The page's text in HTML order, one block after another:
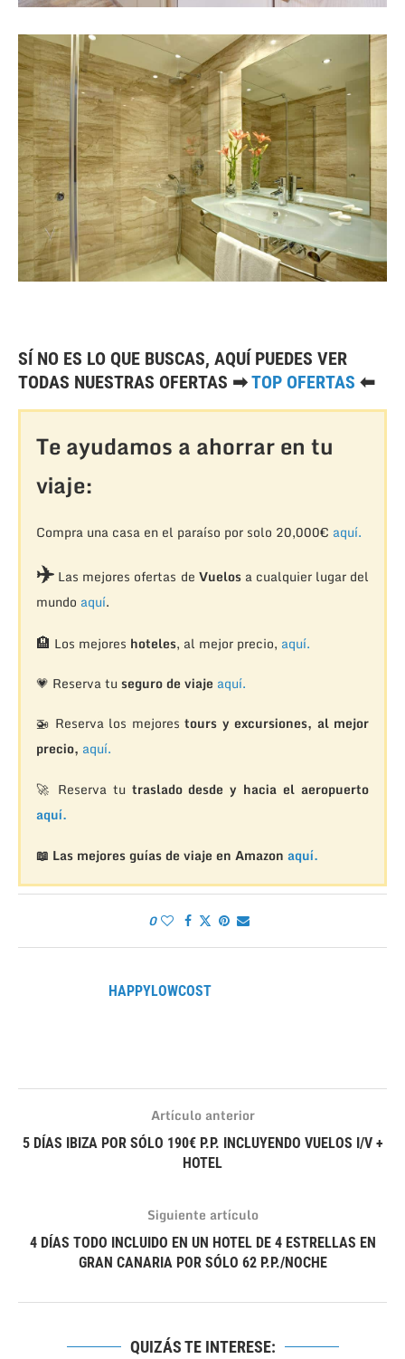
SÍ NO ES LO QUE BUSCAS, AQUÍ PUEDES VER
TODAS NUESTRAS OFERTAS ➡TOP OFERTAS ⬅
Te ayudamos a ahorrar en tu
viaje:
Compra una casa en el paraíso por solo 20,000€ aquí.
✈️Las mejores ofertas de Vuelosa cualquier lugar del
mundo aquí.
🏨 Los mejores hoteles, al mejor precio, aquí.
💗 Reserva tu seguro de viaje aquí.
🚁 Reserva los mejorestours y excursiones, al mejor
precio, aquí.
🚀 Reserva tu traslado desde y hacia el aeropuerto
aquí.
📖 Las mejores guías de viaje en Amazon aquí.
0
HAPPYLOWCOST
Artículo anterior
5 DÍAS IBIZA POR SÓLO 190€ P.P. INCLUYENDO VUELOS I/V +
HOTEL
Siguiente artículo
4 DÍAS TODO INCLUIDO EN UN HOTEL DE 4 ESTRELLAS EN
GRAN CANARIA POR SÓLO 62 P.P./NOCHE
QUIZÁS TE INTERESE: